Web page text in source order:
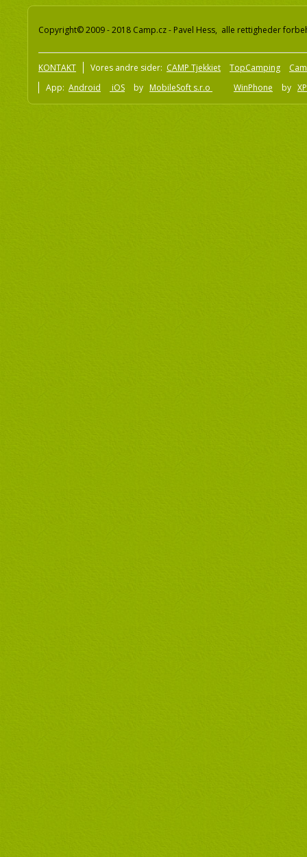
Copyright© 2009 - 2018 Camp.cz - Pavel Hess, alle rettigheder
KONTAKT Vores andre sider: CAMP Tjekkiet TopCamping
App: Android iOS by MobileSoft s.r.o WinPhone by